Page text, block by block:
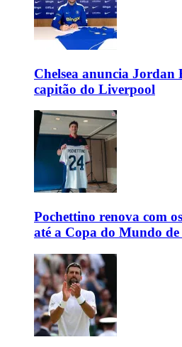
Chelsea anuncia Jordan
capitão do Liverpool
Pochettino renova com
até a Copa do Mundo de